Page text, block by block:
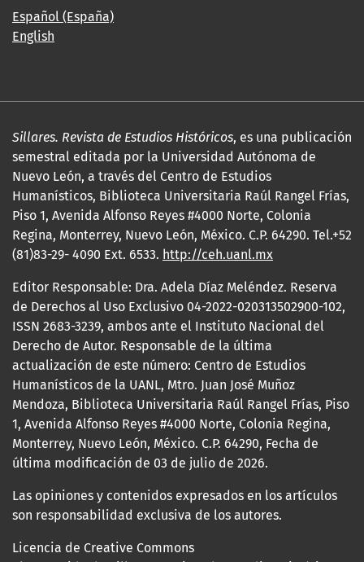
Español (España)
English
Sillares. Revista de Estudios Históricos, es una publicación
semestral editada por la Universidad Autónoma de
Nuevo León, a través del Centro de Estudios
Humanísticos, Biblioteca Universitaria Raúl Rangel Frías,
Piso 1, Avenida Alfonso Reyes #4000 Norte, Colonia
Regina, Monterrey, Nuevo León, México. C.P. 64290. Tel.+52
(81)83-29- 4090 Ext. 6533. http://ceh.uanl.mx
Editor Responsable: Dra. Adela Díaz Meléndez. Reserva
de Derechos al Uso Exclusivo 04-2022-020313502900-102,
ISSN 2683-3239, ambos ante el Instituto Nacional del
Derecho de Autor. Responsable de la última
actualización de este número: Centro de Estudios
Humanísticos de la UANL, Mtro. Juan José Muñoz
Mendoza, Biblioteca Universitaria Raúl Rangel Frías, Piso
1, Avenida Alfonso Reyes #4000 Norte, Colonia Regina,
Monterrey, Nuevo León, México. C.P. 64290, Fecha de
última modificación de 03 de julio de 2026.
Las opiniones y contenidos expresados en los artículos
son responsabilidad exclusiva de los autores.
Licencia de Creative Commons